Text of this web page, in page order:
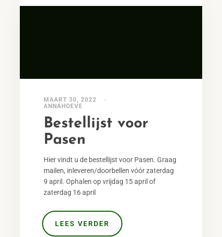
MAART 30, 2022
ANNAHOEVE
Bestellijst voor
Pasen
Hier vindt u de bestellijst voor Pasen. Graag
mailen, inleveren/doorbellen vóór zaterdag
9 april. Ophalen op vrijdag 15 april of
zaterdag 16 april
LEES VERDER